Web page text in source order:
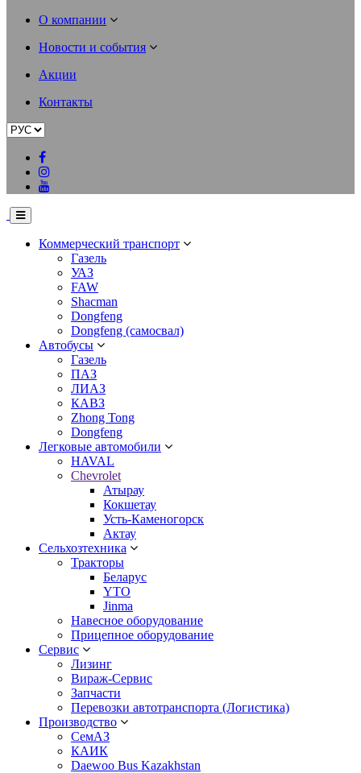
О компании
Новости и события
Акции
Контакты
Коммерческий транспорт
Газель
УАЗ
FAW
Shacman
Dongfeng
Dongfeng (самосвал)
Автобусы
Газель
ПАЗ
ЛИАЗ
КАВЗ
Zhong Tong
Dongfeng
Легковые автомобили
HAVAL
Chevrolet
Атырау
Кокшетау
Усть-Каменогорск
Актау
Сельхозтехника
Тракторы
Беларус
YTO
Jinma
Навесное оборудование
Прицепное оборудование
Сервис
Лизинг
Вираж-Сервис
Запчасти
Перевозки автотранспорта (Логистика)
Производство
СемАЗ
КАИК
Daewoo Bus Kazakhstan